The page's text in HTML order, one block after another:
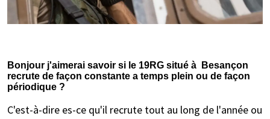
Bonjour j'aimerai savoir si le 19RG situé à Besançon
recrute de façon constante a temps plein ou de façon
périodique ?
C'est-à-dire es-ce qu'il recrute tout au long de l'année ou